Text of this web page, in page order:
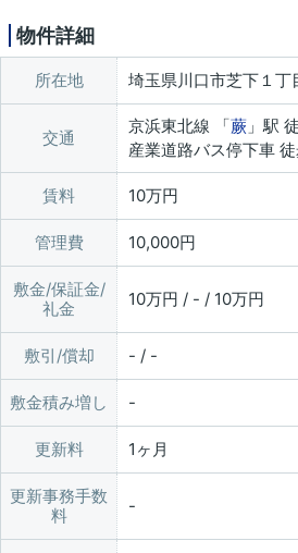
物件詳細
所在地 埼玉県川口市芝下１丁
交通
京浜東北線 「蕨 」駅
産業道路バス停下車
賃料 10万円
管理費 10,000円
敷金/保証金/
礼金
10万円 / - / 10万円
敷引/償却 - / -
敷金積み増し
更新料 1ヶ月
更新事務手数
料